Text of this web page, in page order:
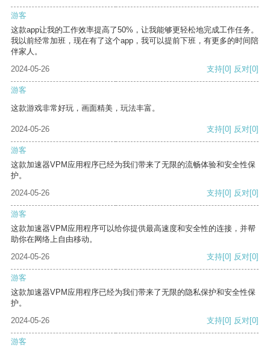
游客
这款app让我的工作效率提高了50%，让我能够更轻松地完成工作任务。
我以前经常加班，现在有了这个app，我可以提前下班，有更多的时间陪
伴家人。
2024-05-26
支持[0] 反对[0]
游客
这款游戏非常好玩，画面精美，玩法丰富。
2024-05-26 支持[0] 反对[0]
游客
这款加速器VPM应用程序已经为我们带来了无限的流畅体验和安全性保
护。
2024-05-26
支持[0] 反对[0]
游客
这款加速器VPM应用程序可以给你提供最高速度和安全性的连接，并帮
助你在网络上自由移动。
2024-05-26
支持[0] 反对[0]
游客
这款加速器VPM应用程序已经为我们带来了无限的隐私保护和安全性保
护。
2024-05-26
支持[0] 反对[0]
游客